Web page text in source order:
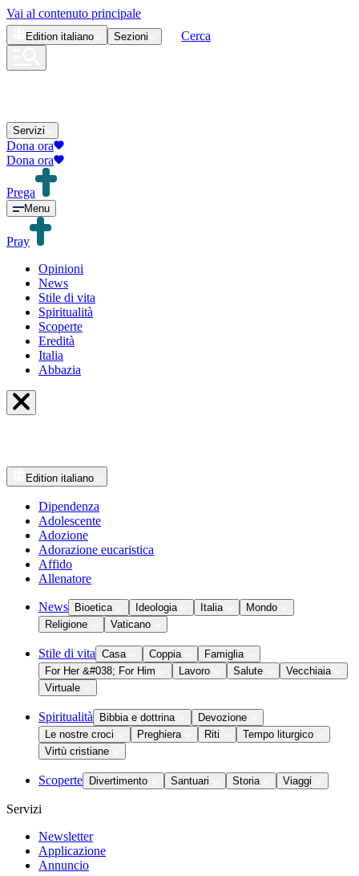
Vai al contenuto principale
Edition italiano Sezioni Cerca
Servizi
Dona ora
Dona ora
Prega
Menu
Pray
Opinioni
News
Stile di vita
Spiritualità
Scoperte
Eredità
Italia
Abbazia
Edition italiano
Dipendenza
Adolescente
Adozione
Adorazione eucaristica
Affido
Allenatore
News Bioetica Ideologia Italia
Mondo
Religione
Vaticano
Stile di vita Casa Coppia
Famiglia
For Her &#038; For Him
Lavoro Salute
Vecchiaia
Virtuale
Spiritualità Bibbia e dottrina
Devozione
Le nostre croci
Preghiera Riti
Tempo liturgico
Virtù cristiane
Scoperte Divertimento Santuari Storia Viaggi
Servizi
Newsletter
Applicazione
Annuncio